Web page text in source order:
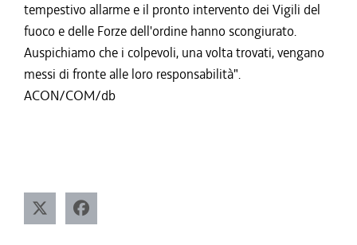
tempestivo allarme e il pronto intervento dei Vigili del
fuoco e delle Forze dell'ordine hanno scongiurato.
Auspichiamo che i colpevoli, una volta trovati, vengano
messi di fronte alle loro responsabilità".
ACON/COM/db